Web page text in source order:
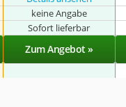
keine Angabe
Sofort lieferbar
Zum Angebot »